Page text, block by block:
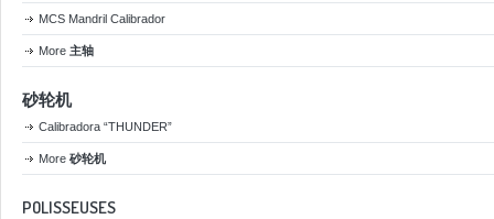
MCS Mandril Calibrador
More 主轴
砂轮机
Calibradora “THUNDER”
More 砂轮机
POLISSEUSES